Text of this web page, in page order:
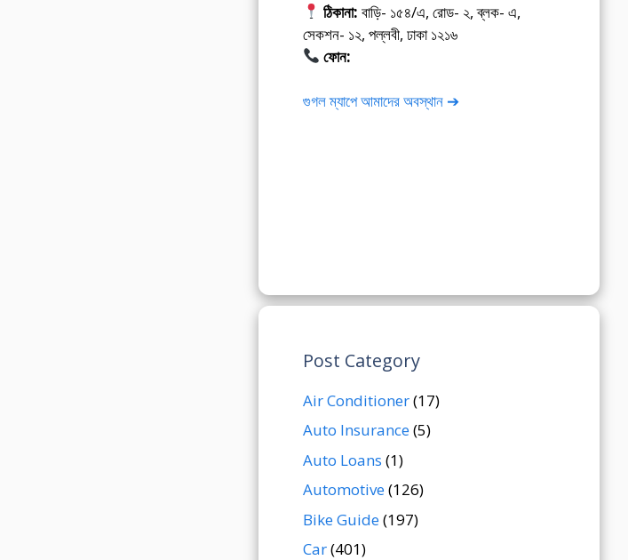
ঠিকানা: বাড়ি- ১৫৪/এ, রোড- ২, ব্লক- এ,
সেকশন- ১২, পল্লবী, ঢাকা ১২১৬
ফোন:
গুগল ম্যাপে আমাদের অবস্থান ➔
Post Category
Air Conditioner(17)
Auto Insurance(5)
Auto Loans (1)
Automotive(126)
Bike Guide(197)
Car(401)